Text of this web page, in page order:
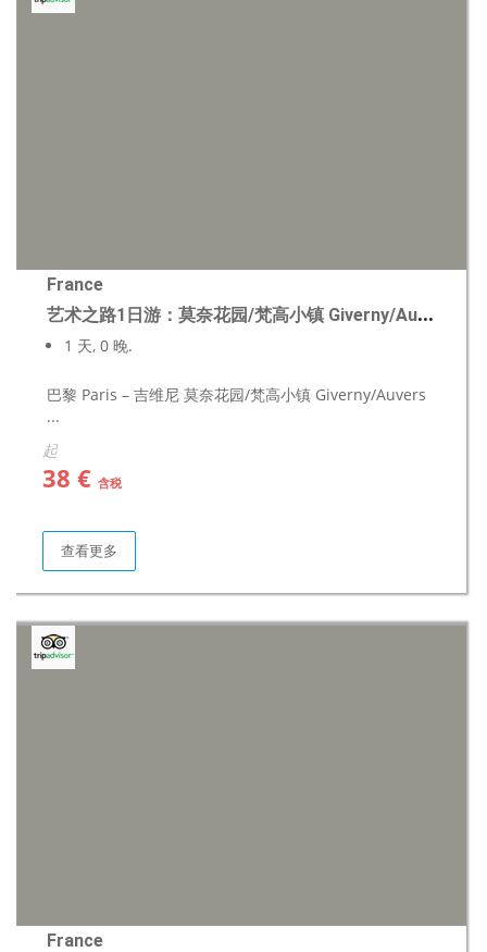
France
艺术之路1日游：莫奈花园/梵高小镇 Giverny/Auvers
1 天, 0 晚.
巴黎 Paris – 吉维尼 莫奈花园/梵高小镇 Giverny/Auvers
...
起
38 € 含税
查看更多
France